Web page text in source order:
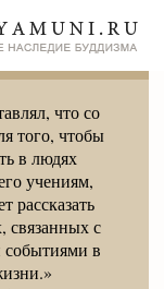
что со
того, чтобы
в людях
учениям,
рассказать
связанных с
в